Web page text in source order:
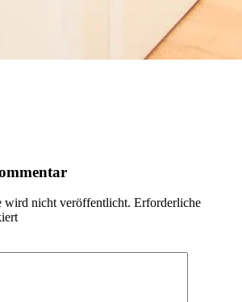
wird nicht veröffentlicht. Erforderliche